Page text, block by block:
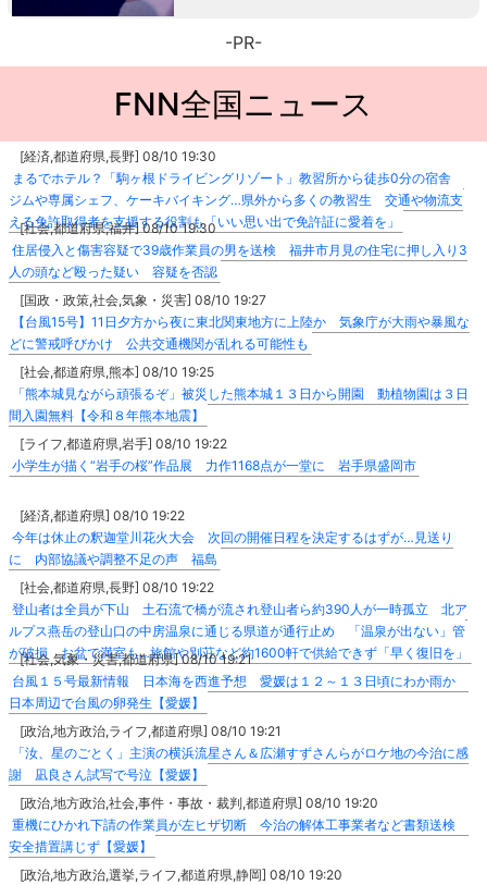
-PR-
FNN全国ニュース
[経済,都道府県,長野] 08/10 19:30
まるでホテル？「駒ヶ根ドライビングリゾート」教習所から徒歩0分の宿舎
ジムや専属シェフ、ケーキバイキング…県外から多くの教習生 交通や物流支
える免許取得者を支援する役割も「いい思い出で免許証に愛着を」
[社会,都道府県,福井] 08/10 19:30
住居侵入と傷害容疑で39歳作業員の男を送検 福井市月見の住宅に押し入り3
人の頭など殴った疑い 容疑を否認
[国政・政策,社会,気象・災害] 08/10 19:27
【台風15号】11日夕方から夜に東北関東地方に上陸か 気象庁が大雨や暴風な
どに警戒呼びかけ 公共交通機関が乱れる可能性も
[社会,都道府県,熊本] 08/10 19:25
「熊本城見ながら頑張るぞ」被災した熊本城１３日から開園 動植物園は３日
間入園無料【令和８年熊本地震】
[ライフ,都道府県,岩手] 08/10 19:22
小学生が描く“岩手の桜”作品展 力作1168点が一堂に 岩手県盛岡市
[経済,都道府県] 08/10 19:22
今年は休止の釈迦堂川花火大会 次回の開催日程を決定するはずが…見送り
に 内部協議や調整不足の声 福島
[社会,都道府県,長野] 08/10 19:22
登山者は全員が下山 土石流で橋が流され登山者ら約390人が一時孤立 北ア
ルプス燕岳の登山口の中房温泉に通じる県道が通行止め 「温泉が出ない」管
が破損 お盆で満室も…旅館や別荘など約1600軒で供給できず「早く復旧を」
[社会,気象・災害,都道府県] 08/10 19:21
台風１５号最新情報 日本海を西進予想 愛媛は１２～１３日頃にわか雨か
日本周辺で台風の卵発生【愛媛】
[政治,地方政治,ライフ,都道府県] 08/10 19:21
「汝、星のごとく」主演の横浜流星さん＆広瀬すずさんらがロケ地の今治に感
謝 凪良さん試写で号泣【愛媛】
[政治,地方政治,社会,事件・事故・裁判,都道府県] 08/10 19:20
重機にひかれ下請の作業員が左ヒザ切断 今治の解体工事業者など書類送検
安全措置講じず【愛媛】
[政治,地方政治,選挙,ライフ,都道府県,静岡] 08/10 19:20